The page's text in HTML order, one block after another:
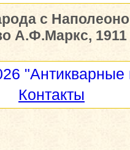
с
А.Ф.Маркс, 1911
"Антикварные
Контакты